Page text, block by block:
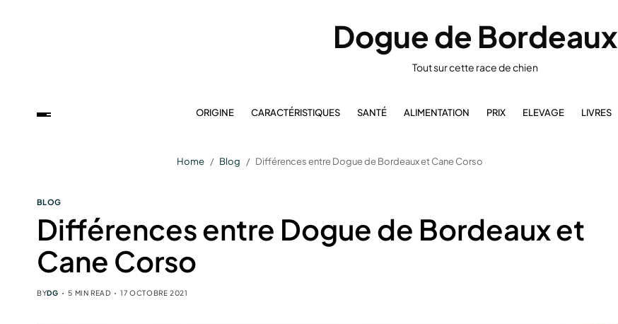
Dogue de Bordeaux
Tout sur cette race de chien
ORIGINE CARACTÉRISTIQUES SANTÉ ALIMENTATION PRIX ELEVAGE LIVRES
Home Blog Différences entre Dogue de Bordeaux et Cane Corso
BLOG
Différences entre Dogue de Bordeaux et
Cane Corso
BYDG 5 MIN READ 17 OCTOBRE 2021